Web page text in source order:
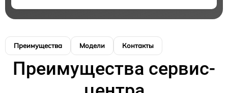
Преимущества Модели Контакты
Преимущества сервис-